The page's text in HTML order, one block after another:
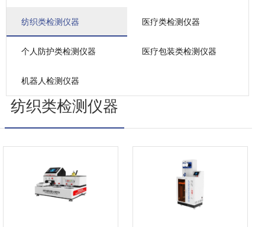
纺织类检测仪器 医疗类检测仪器
个人防护类检测仪器 医疗包装类检测仪器
机器人检测仪器
纺织类检测仪器